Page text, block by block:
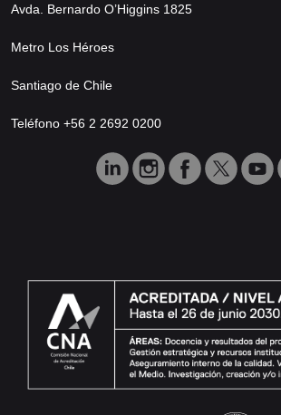
Avda. Bernardo O’Higgins 1825
Metro Los Héroes
Santiago de Chile
Teléfono +56 2 2692 0200